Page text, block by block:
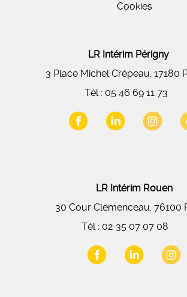
Cookies
LR Intérim Périgny
3 Place Michel Crépeau, 17180
Tél : 05 46 69 11 73
LR Intérim Rouen
30 Cour Clemenceau, 76100
Tél : 02 35 07 07 08